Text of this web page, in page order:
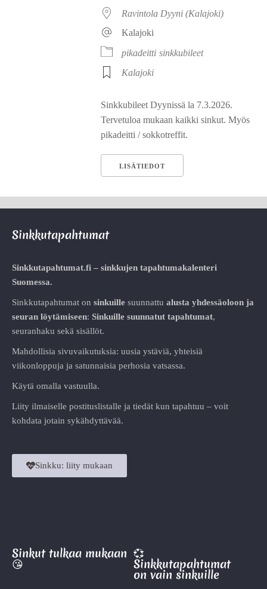
Ravintola Dyyni (Kalajoki)
Kalajoki
pikadeitti sinkkubileet
Kalajoki
Sinkkubileet Dyynissä la 7.3.2026.
Tervetuloa mukaan kaikki sinkut. Myös
pikadeitti / sokkotreffit.
LISÄTIEDOT
Sinkkutapahtumat
Sinkkutapahtumat.fi – sinkkujen tapahtumakalenteri
Suomessa.
Sinkkutapahtumat on sinkuille suunnattu alusta yhdessäoloon ja
seuran löytämiseen: Sinkuille suunnatut tapahtumat,
seuranhaku sekä sisällöt.
Mahdollisia sivuvaikutuksia: uusia ystäviä, yhteisiä
viikonloppuja ja satunnaisia perhosia vatsassa.
Käytä omalla vastuulla.
Liity ilmaiselle postituslistalle ja tiedät kun tapahtuu – voit
kohdata jotain sykähdyttävää.
Sinkku: liity mukaan
Sinkut tulkaa mukaan
😘
💞
Sinkkutapahtumat
on vain sinkuille